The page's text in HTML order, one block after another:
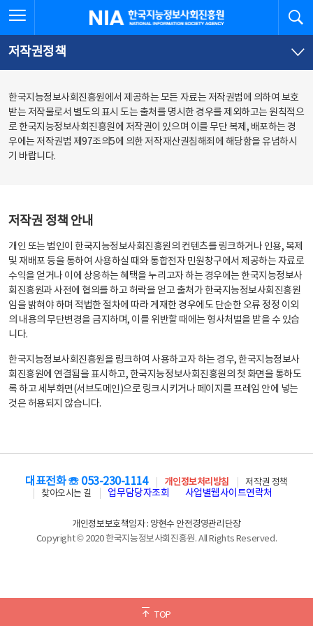
문
로
가
체
뉴
바
가
한국지능정보사회진흥원
저작권정책
한국지능정보사회진흥원에서 제공하는 모든 자료는 저작권법에 의하여 보호
받는 저작물로서 별도의 표시 도는 출처를 명시한 경우를 제외하고는 원칙적으
로 한국지능정보사회진흥원에 저작권이 있으며 이를 무단 복제, 배포하는 경
우에는 저작권법 제97조의5에 의한 저작재산권침해죄에 해당함을 유념하시
기 바랍니다.
저작권 정책 안내
개인 또는 법인이 한국지능정보사회진흥원의 컨텐츠를 링크하거나 인용, 복제
및 재배포 등을 통하여 사용하실 때와 통합전자 민원창구에서 제공하는 자료로
수익을 얻거나 이에 상응하는 혜택을 누리고자 하는 경우에는 한국지능정보사
회진흥원과 사전에 협의를 하고 허락을 얻고 출처가 한국지능정보사회진흥원
임을 밝혀야 하며 적법한 절차에 따라 게재한 경우에도 단순한 오류 정정 이외
의 내용의 무단변경을 금지하며, 이를 위반할 때에는 형사처벌을 받을 수 있습
니다.
한국지능정보사회진흥원을 링크하여 사용하고자 하는 경우, 한국지능정보사
회진흥원에 연결됨을 표시하고, 한국지능정보사회진흥원의 첫 화면을 통하도
록 하고 세부화면(서브도메인)으로 링크시키거나 페이지를 프레임 안에 넣는
것은 허용되지 않습니다.
TOP
대표전화 ☏ 053-230-1114 개인정보처리방침
저작권 정책
찾아오시는 길
업무담당자조회 사업별웹사이트연락처
개인정보보호책임자 : 양현수 안전경영관리단장
Copyright © 2020 한국지능정보사회진흥원. All Rights Reserved.